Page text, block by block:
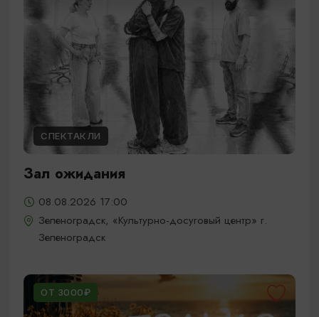
СПЕКТАКЛИ
Зал ожидания
08.08.2026 17:00
Зеленоградск, «Культурно-досуговый центр» г.
Зеленоградск
ОТ 3000₽